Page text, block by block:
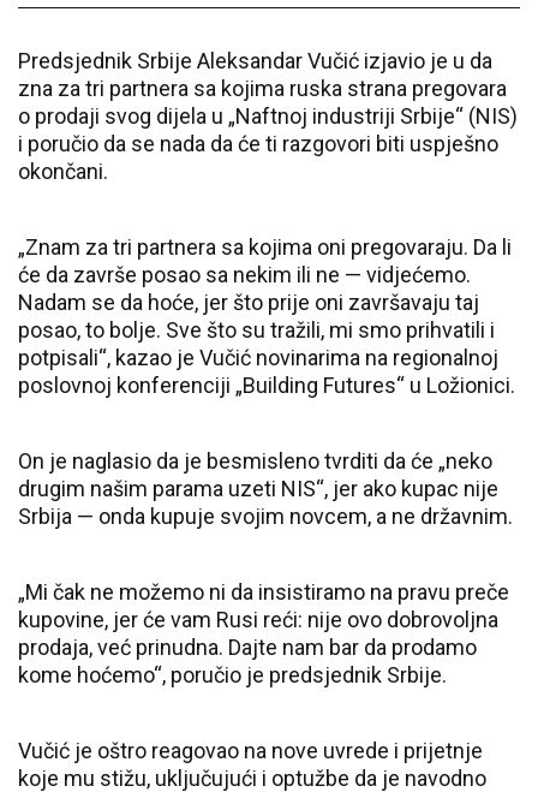
Predsjednik Srbije Aleksandar Vučić izjavio je u da
zna za tri partnera sa kojima ruska strana pregovara
o prodaji svog dijela u „Naftnoj industriji Srbije“ (NIS)
i poručio da se nada da će ti razgovori biti uspješno
okončani.
„Znam za tri partnera sa kojima oni pregovaraju. Da li
će da završe posao sa nekim ili ne — vidjećemo.
Nadam se da hoće, jer što prije oni završavaju taj
posao, to bolje. Sve što su tražili, mi smo prihvatili i
potpisali“, kazao je Vučić novinarima na regionalnoj
poslovnoj konferenciji „Building Futures“ u Ložionici.
On je naglasio da je besmisleno tvrditi da će „neko
drugim našim parama uzeti NIS“, jer ako kupac nije
Srbija — onda kupuje svojim novcem, a ne državnim.
„Mi čak ne možemo ni da insistiramo na pravu preče
kupovine, jer će vam Rusi reći: nije ovo dobrovoljna
prodaja, već prinudna. Dajte nam bar da prodamo
kome hoćemo“, poručio je predsjednik Srbije.
Vučić je oštro reagovao na nove uvrede i prijetnje
koje mu stižu, uključujući i optužbe da je navodno